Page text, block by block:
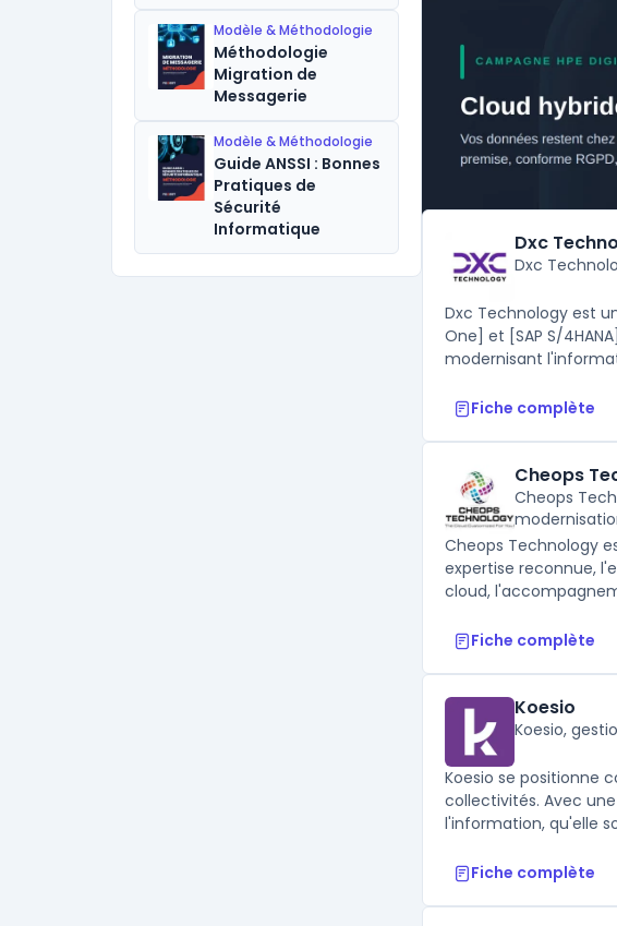
Modèle & Méthodologie
Méthodologie
Migration de
Messagerie
Modèle & Méthodologie
Guide ANSSI : Bonnes
Pratiques de
Sécurité
Informatique
Dxc
Dxc
Dxc Technology est
One] et [SAP S/
modernisant
Fiche complète
Cheops
Cheops
Cheops Technology
expertise reconnue,
cloud,
Fiche complète
Koesio
Koesio,
Koesio se positionne
collectivités. Avec
l'information, qu'elle
Fiche complète